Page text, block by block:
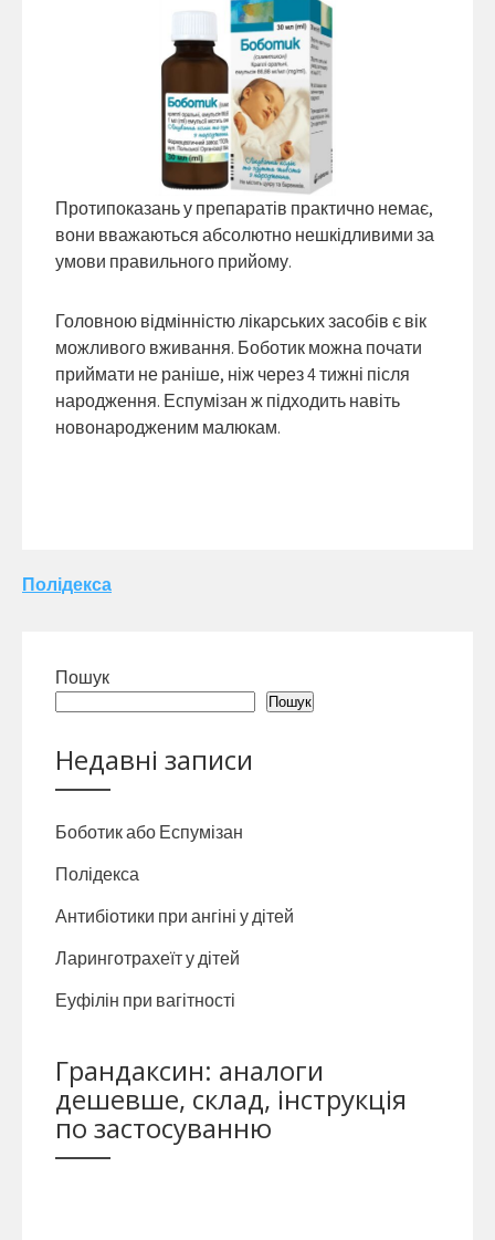
Протипоказань у препаратів практично немає,
вони вважаються абсолютно нешкідливими за
умови правильного прийому.
Головною відмінністю лікарських засобів є вік
можливого вживання. Боботик можна почати
приймати не раніше, ніж через 4 тижні після
народження. Еспумізан ж підходить навіть
новонародженим малюкам.
Навігація
Полідекса
Пошук
Пошук
Недавні записи
Боботик або Еспумізан
Полідекса
Антибіотики при ангіні у дітей
Ларинготрахеїт у дітей
Еуфілін при вагітності
Грандаксин: аналоги
дешевше, склад, інструкція
по застосуванню